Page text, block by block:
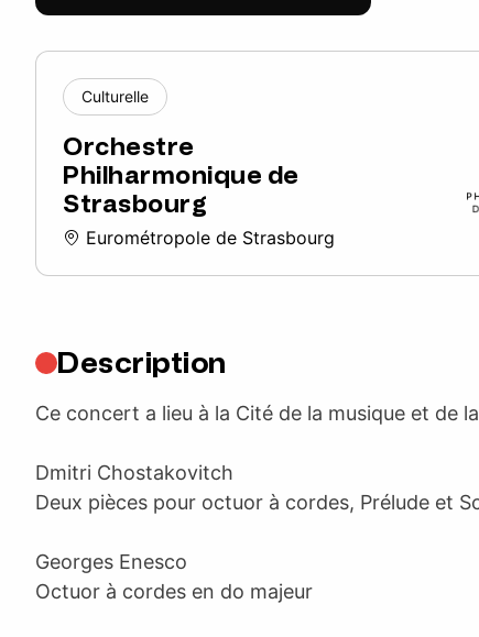
Culturelle
Orchestre
Philharmonique de
Strasbourg
Eurométropole de Strasbourg
Description
Ce concert a lieu à la Cité de la musique et de
Dmitri Chostakovitch
Deux pièces pour octuor à cordes, Prélude et
Georges Enesco
Octuor à cordes en do majeur